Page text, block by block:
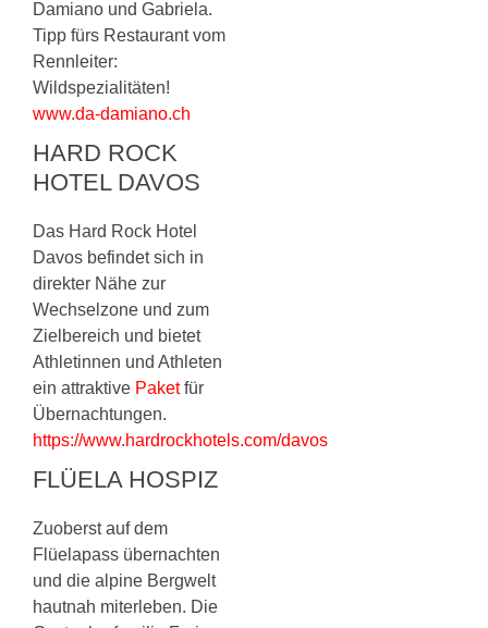
Damiano und Gabriela.
Tipp fürs Restaurant vom
Rennleiter:
Wildspezialitäten!
www.da-damiano.ch
HARD ROCK
HOTEL DAVOS
Das Hard Rock Hotel
Davos befindet sich in
direkter Nähe zur
Wechselzone und zum
Zielbereich und bietet
Athletinnen und Athleten
ein attraktive Paketfür
Übernachtungen.
https://www.hardrockhotels.com/davos
FLÜELA HOSPIZ
Zuoberst auf dem
Flüelapass übernachten
und die alpine Bergwelt
hautnah miterleben. Die